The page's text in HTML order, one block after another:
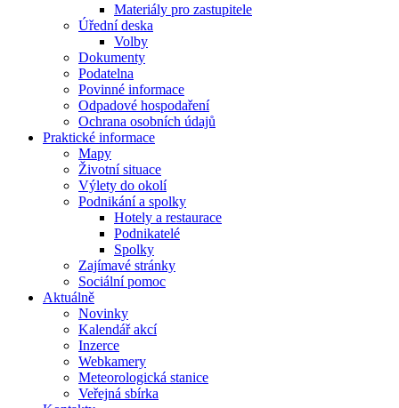
Materiály pro zastupitele
Úřední deska
Volby
Dokumenty
Podatelna
Povinné informace
Odpadové hospodaření
Ochrana osobních údajů
Praktické informace
Mapy
Životní situace
Výlety do okolí
Podnikání a spolky
Hotely a restaurace
Podnikatelé
Spolky
Zajímavé stránky
Sociální pomoc
Aktuálně
Novinky
Kalendář akcí
Inzerce
Webkamery
Meteorologická stanice
Veřejná sbírka